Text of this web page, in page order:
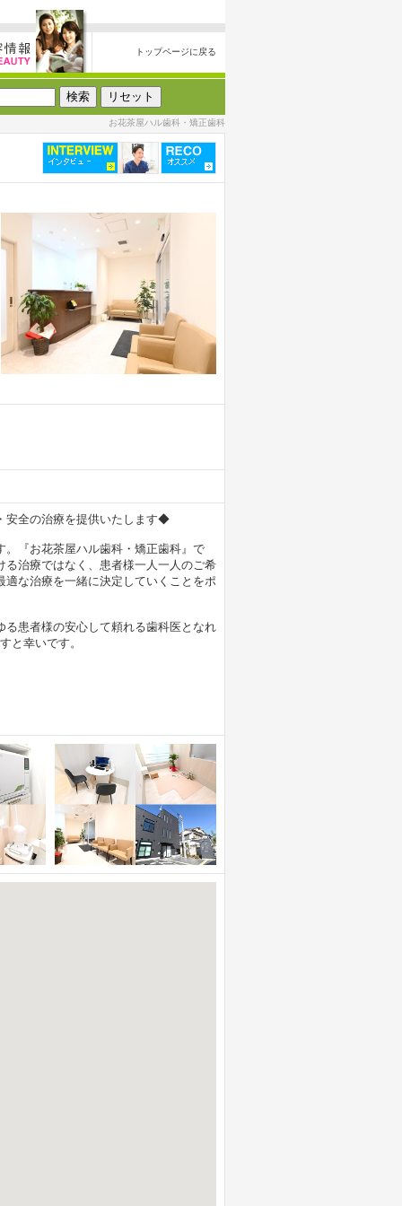
トップページに戻る
お花茶屋ハル歯科・矯正歯科
安全の治療を提供いたします◆
『お花茶屋ハル歯科・矯正歯科』で
る治療ではなく、患者様一人一人のご希
な治療を一緒に決定していくことをポ
る患者様の安心して頼れる歯科医となれ
と幸いです。